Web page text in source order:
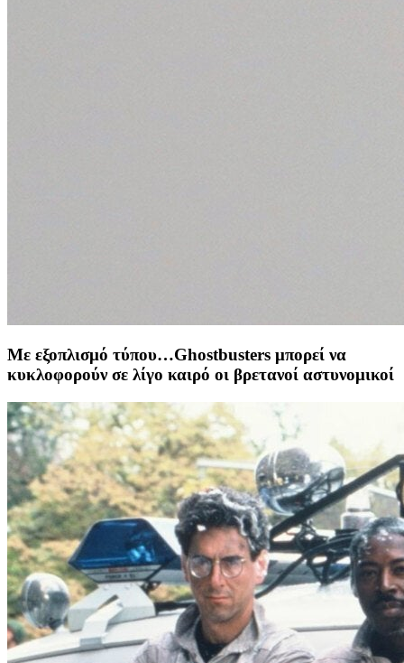
Με εξοπλισμό τύπου…Ghostbusters μπορεί να
κυκλοφορούν σε λίγο καιρό οι βρετανοί αστυνομικοί